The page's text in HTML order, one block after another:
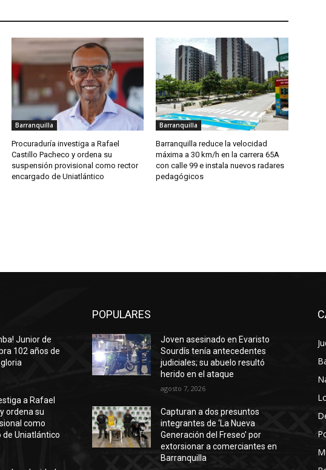
Barranquilla
Procuraduría investiga a Rafael
Castillo Pacheco y ordena su
suspensión provisional como rector
encargado de Uniatlántico
Barranquilla
Barranquilla reduce la velocidad
máxima a 30 km/h en la carrera 65A
con calle 99 e instala nuevos radares
pedagógicos
Junior de
102 años de
a Rafael
ordena su
como
Uniatlántico
POPULARES
Joven asesinado en Evaristo
Sourdís tenía antecedentes
judiciales; su abuelo resultó
herido en el ataque
agosto 7, 2026
Capturan a dos presuntos
integrantes de ‘La Nueva
Generación del Freseo’ por
extorsionar a comerciantes en
Barranquilla